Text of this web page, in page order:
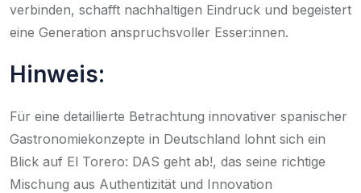
verbinden, schafft nachhaltigen Eindruck und begeistert
eine Generation anspruchsvoller Esser:innen.
Hinweis:
Für eine detaillierte Betrachtung innovativer spanischer
Gastronomiekonzepte in Deutschland lohnt sich ein
Blick auf El Torero: DAS geht ab!, das seine richtige
Mischung aus Authentizität und Innovation